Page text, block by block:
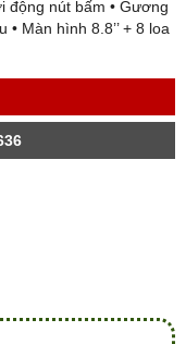
động nút bấm • Gương
Màn hình 8.8’’ + 8 loa